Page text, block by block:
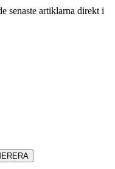
senaste artiklarna direkt i